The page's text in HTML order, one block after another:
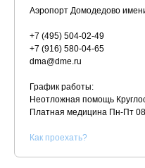
Аэропорт Домодедово
+7 (495) 504-02-49
+7 (916) 580-04-65
dma@dme.ru
График работы:
Неотложная помощь
Платная медицина Пн-Пт
Как проехать?